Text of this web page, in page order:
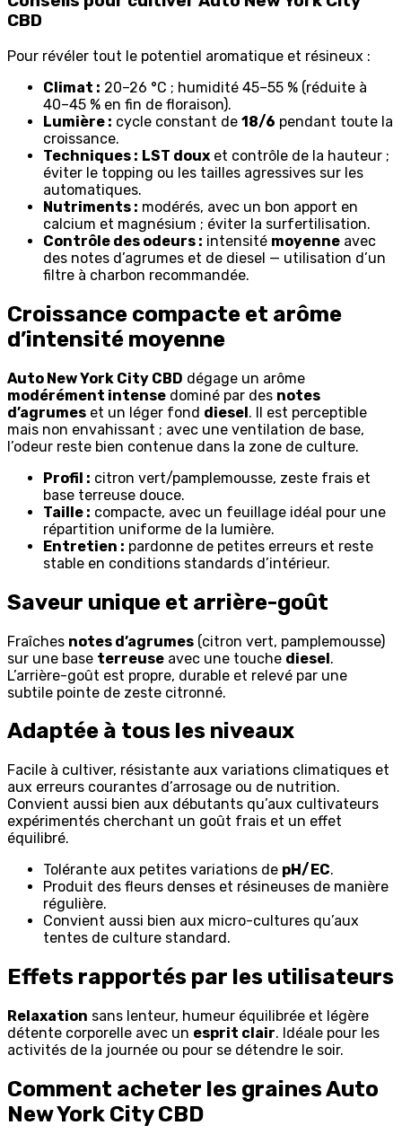
CBD
Pour révéler tout le potentiel aromatique et résineux :
Climat : 20–26 °C ; humidité 45–55 % (réduite à
40–45 % en fin de floraison).
Lumière : cycle constant de 18/6 pendant toute la
croissance.
Techniques : LST doux et contrôle de la hauteur ;
éviter le topping ou les tailles agressives sur les
automatiques.
Nutriments : modérés, avec un bon apport en
calcium et magnésium ; éviter la surfertilisation.
Contrôle des odeurs : intensité moyenne avec
des notes d’agrumes et de diesel — utilisation d’un
filtre à charbon recommandée.
Croissance compacte et arôme
d’intensité moyenne
Auto New York City CBD dégage un arôme
modérément intense dominé par des notes
d’agrumes et un léger fond diesel. Il est perceptible
mais non envahissant ; avec une ventilation de base,
l’odeur reste bien contenue dans la zone de culture.
Profil : citron vert/pamplemousse, zeste frais et
base terreuse douce.
Taille : compacte, avec un feuillage idéal pour une
répartition uniforme de la lumière.
Entretien : pardonne de petites erreurs et reste
stable en conditions standards d’intérieur.
Saveur unique et arrière-goût
Fraîches notes d’agrumes (citron vert, pamplemousse)
sur une base terreuse avec une touche diesel.
L’arrière-goût est propre, durable et relevé par une
subtile pointe de zeste citronné.
Adaptée à tous les niveaux
Facile à cultiver, résistante aux variations climatiques et
aux erreurs courantes d’arrosage ou de nutrition.
Convient aussi bien aux débutants qu’aux cultivateurs
expérimentés cherchant un goût frais et un effet
équilibré.
Tolérante aux petites variations de pH/EC.
Produit des fleurs denses et résineuses de manière
régulière.
Convient aussi bien aux micro-cultures qu’aux
tentes de culture standard.
Effets rapportés par les utilisateurs
Relaxation sans lenteur, humeur équilibrée et légère
détente corporelle avec un esprit clair. Idéale pour les
activités de la journée ou pour se détendre le soir.
Comment acheter les graines Auto
New York City CBD